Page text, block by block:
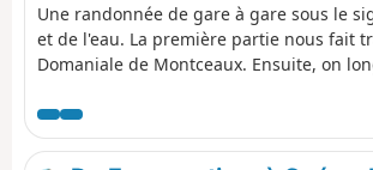
Une randonnée de gare à gare sous le
et de l'eau. La première partie nous fait
Domaniale de Montceaux. Ensuite, on
partie se déroule le long du Canal de
passer au confluent de la Marne et de la